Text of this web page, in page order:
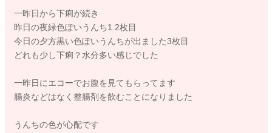
一昨日から下痢が続き
昨日の夜緑色ぽいうんち1.2枚目
今日の夕方黒い色ぽいうんちが出ました3枚目
どれも少し下痢？水分多い感じでした
一昨日にエコーでお腹を見てもらってます
腸炎などはなく整腸剤を飲むことになりました
うんちの色が心配です